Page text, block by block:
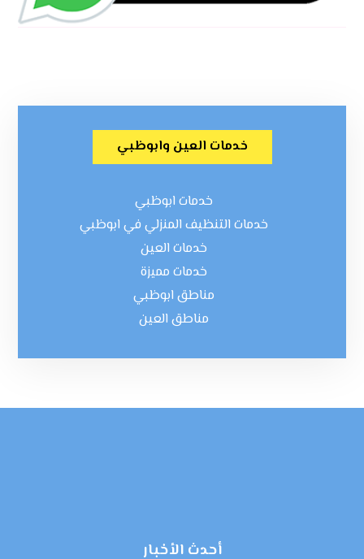
خدمات العين وابوظبي
خدمات ابوظبي
خدمات التنظيف المنزلي في ابوظبي
خدمات العين
خدمات مميزة
مناطق ابوظبي
مناطق العين
أحدث الأخبار